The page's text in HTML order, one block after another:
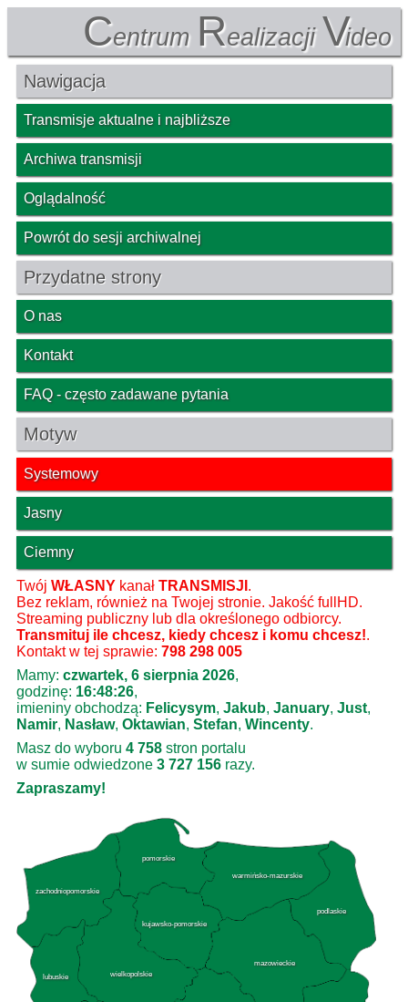
Centrum Realizacji Video
Nawigacja
Transmisje aktualne i najbliższe
Archiwa transmisji
Oglądalność
Powrót do sesji archiwalnej
Przydatne strony
O nas
Kontakt
FAQ - często zadawane pytania
Motyw
Systemowy
Jasny
Ciemny
Twój WŁASNY kanał TRANSMISJI .
Bez reklam, również na Twojej stronie. Jakość fullHD.
Streaming publiczny lub dla określonego odbiorcy.
Transmituj ile chcesz, kiedy chcesz i komu chcesz!.
Kontakt w tej sprawie: 798 298 005
Mamy: czwartek, 6 sierpnia 2026,
godzinę: 16:48:26,
imieniny obchodzą: Felicysym, Jakub, January, Just,
Namir, Nasław, Oktawian, Stefan, Wincenty.
Masz do wyboru 4 758 stron portalu
w sumie odwiedzone 3 727 156 razy.
Zapraszamy!
zachodniopomorskie
pomorskie
warmińsko-mazurskie
lubuskie wielkopolskie
kujawsko-pomorskie
mazowieckie
podlaskie